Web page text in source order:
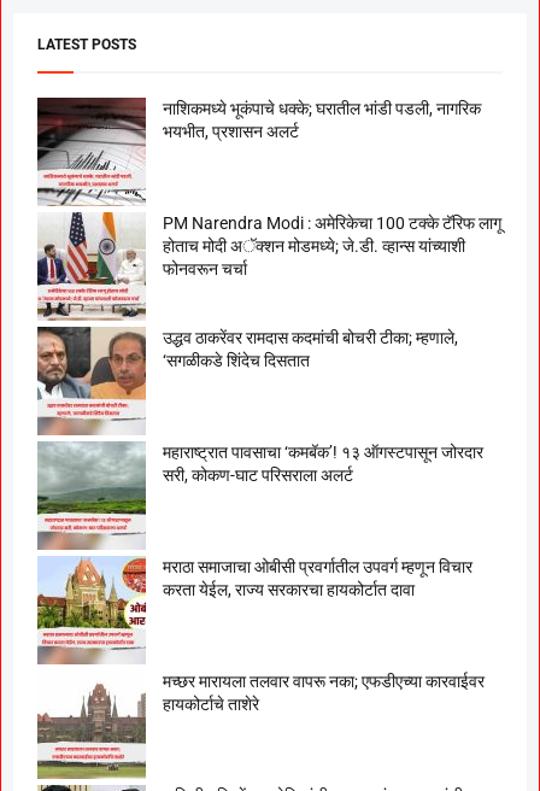
LATEST POSTS
नाशिकमध्ये भूकंपाचे धक्के; घरातील भांडी पडली, नागरिक
भयभीत, प्रशासन अलर्ट
PM Narendra Modi : अमेरिकेचा 100 टक्के टॅरिफ लागू
होताच मोदी अॅक्शन मोडमध्ये; जे.डी. व्हान्स यांच्याशी
फोनवरून चर्चा
उद्धव ठाकरेंवर रामदास कदमांची बोचरी टीका; म्हणाले,
‘सगळीकडे शिंदेच दिसतात
महाराष्ट्रात पावसाचा ‘कमबॅक’! १३ ऑगस्टपासून जोरदार
सरी, कोकण-घाट परिसराला अलर्ट
मराठा समाजाचा ओबीसी प्रवर्गातील उपवर्ग म्हणून विचार
करता येईल, राज्य सरकारचा हायकोर्टात दावा
मच्छर मारायला तलवार वापरू नका; एफडीएच्या कारवाईवर
हायकोर्टाचे ताशेरे